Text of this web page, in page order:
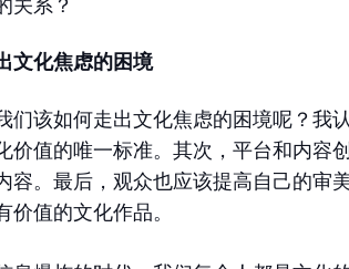
关系？
文化焦虑的困境
们该如何走出文化焦虑的困境呢？我
价值的唯一标准。其次，平台和内容
容。最后，观众也应该提高自己的审
价值的文化作品。